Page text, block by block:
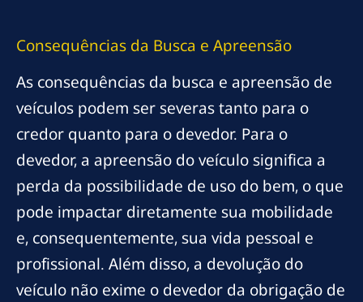
Consequências da Busca e Apreensão
As consequências da busca e apreensão de
veículos podem ser severas tanto para o
credor quanto para o devedor. Para o
devedor, a apreensão do veículo significa a
perda da possibilidade de uso do bem, o que
pode impactar diretamente sua mobilidade
e, consequentemente, sua vida pessoal e
profissional. Além disso, a devolução do
veículo não exime o devedor da obrigação de